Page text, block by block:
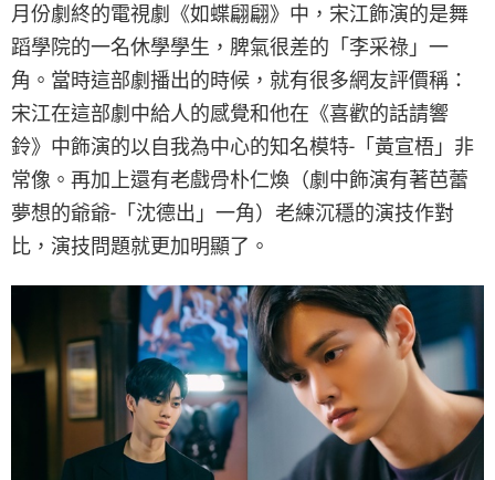
月份劇終的電視劇《如蝶翩翩》中，宋江飾演的是舞
蹈學院的一名休學學生，脾氣很差的「李采祿」一
角。當時這部劇播出的時候，就有很多網友評價稱：
宋江在這部劇中給人的感覺和他在《喜歡的話請響
鈴》中飾演的以自我為中心的知名模特-「黃宣梧」非
常像。再加上還有老戲骨朴仁煥（劇中飾演有著芭蕾
夢想的爺爺-「沈德出」一角）老練沉穩的演技作對
比，演技問題就更加明顯了。